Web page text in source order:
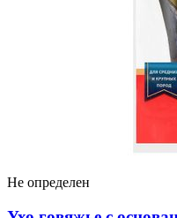
Не определен